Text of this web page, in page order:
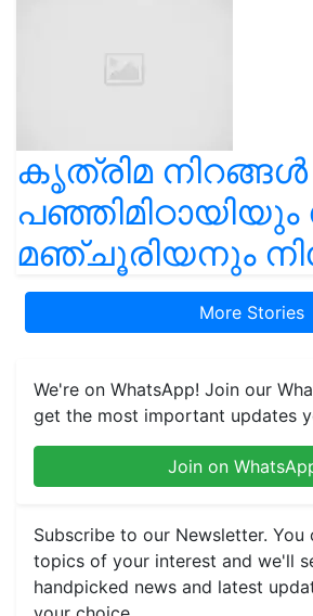
കൃത്രിമ
മഞ്ചൂരിയനും
More Stories
We're on WhatsApp! Join our
get the most important updates
Join on
Subscribe to our Newsletter. You
topics of your interest and we'll
handpicked news and latest